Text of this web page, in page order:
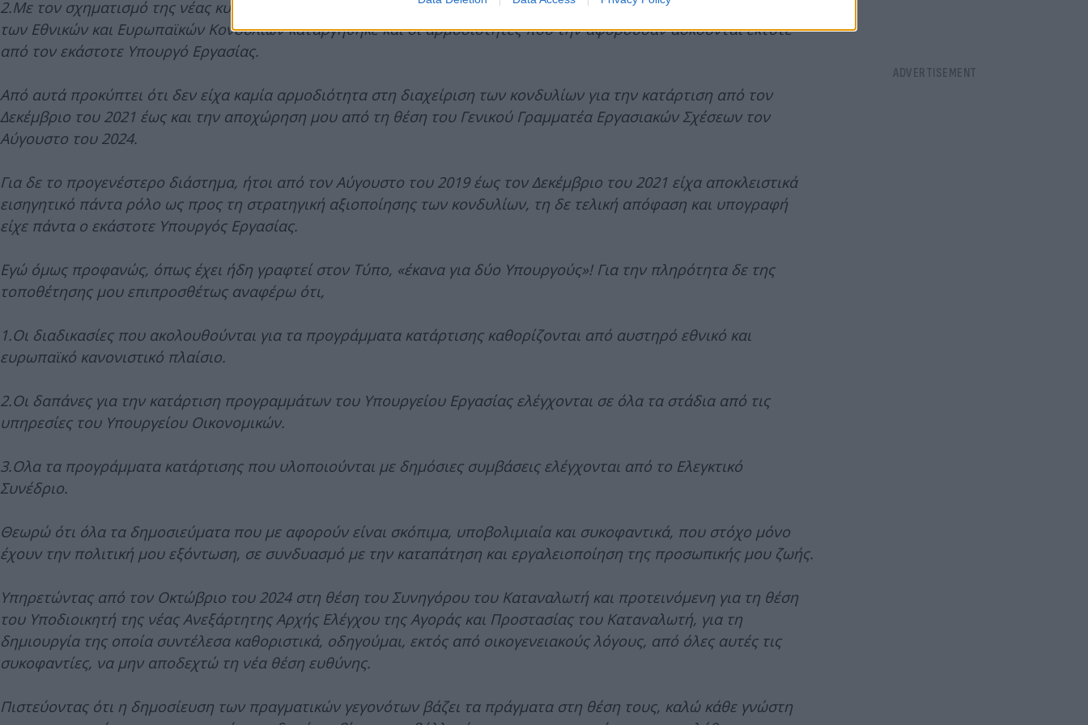
2.Με τον σχηματισμό της νέας κυβέρνησης μετά τις εθνικές εκλογές του 2023, η Γενική Γραμματεία για τη διαχείριση
των Εθνικών και Ευρωπαϊκών Κονδυλίων καταργήθηκε και οι αρμοδιότητες που την αφορούσαν ασκούνται έκτοτε
από τον εκάστοτε Υπουργό Εργασίας.
Από αυτά προκύπτει ότι δεν είχα καμία αρμοδιότητα στη διαχείριση των κονδυλίων για την κατάρτιση από τον
Δεκέμβριο του 2021 έως και την αποχώρηση μου από τη θέση του Γενικού Γραμματέα Εργασιακών Σχέσεων τον
Αύγουστο του 2024.
Για δε το προγενέστερο διάστημα, ήτοι από τον Αύγουστο του 2019 έως τον Δεκέμβριο του 2021 είχα αποκλειστικά
εισηγητικό πάντα ρόλο ως προς τη στρατηγική αξιοποίησης των κονδυλίων, τη δε τελική απόφαση και υπογραφή
είχε πάντα ο εκάστοτε Υπουργός Εργασίας.
Εγώ όμως προφανώς, όπως έχει ήδη γραφτεί στον Τύπο, «έκανα για δύο Υπουργούς»! Για την πληρότητα δε της
τοποθέτησης μου επιπροσθέτως αναφέρω ότι,
1.Οι διαδικασίες που ακολουθούνται για τα προγράμματα κατάρτισης καθορίζονται από αυστηρό εθνικό και
ευρωπαϊκό κανονιστικό πλαίσιο.
2.Οι δαπάνες για την κατάρτιση προγραμμάτων του Υπουργείου Εργασίας ελέγχονται σε όλα τα στάδια από τις
υπηρεσίες του Υπουργείου Οικονομικών.
3.Ολα τα προγράμματα κατάρτισης που υλοποιούνται με δημόσιες συμβάσεις ελέγχονται από το Ελεγκτικό
Συνέδριο.
Θεωρώ ότι όλα τα δημοσιεύματα που με αφορούν είναι σκόπιμα, υποβολιμιαία και συκοφαντικά, που στόχο μόνο
έχουν την πολιτική μου εξόντωση, σε συνδυασμό με την καταπάτηση και εργαλειοποίηση της προσωπικής μου ζωής.
Υπηρετώντας από τον Οκτώβριο του 2024 στη θέση του Συνηγόρου του Καταναλωτή και προτεινόμενη για τη θέση
του Υποδιοικητή της νέας Ανεξάρτητης Αρχής Ελέγχου της Αγοράς και Προστασίας του Καταναλωτή, για τη
δημιουργία της οποία συντέλεσα καθοριστικά, οδηγούμαι, εκτός από οικογενειακούς λόγους, από όλες αυτές τις
συκοφαντίες, να μην αποδεχτώ τη νέα θέση ευθύνης.
Πιστεύοντας ότι η δημοσίευση των πραγματικών γεγονότων βάζει τα πράγματα στη θέση τους, καλώ κάθε γνώστη